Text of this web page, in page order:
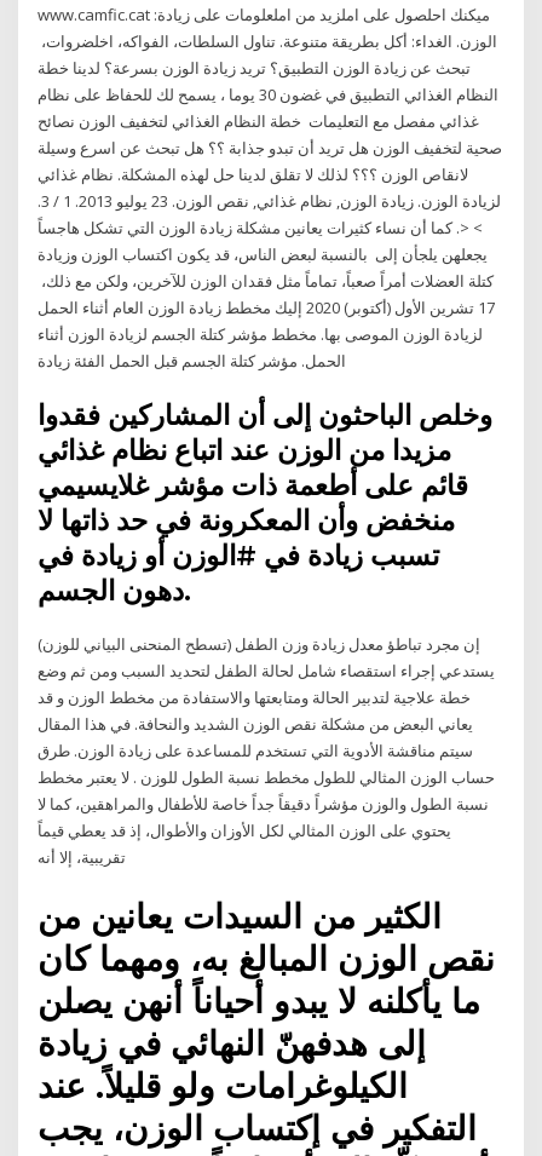
www.camfic.cat :ميكنك احلصول على املزيد من املعلومات على زيادة
الوزن. الغداء: أكل بطريقة متنوعة. تناول السلطات، الفواكه، اخلضروات،
تبحث عن زيادة الوزن التطبيق؟ تريد زيادة الوزن بسرعة؟ لدينا خطة
النظام الغذائي التطبيق في غضون 30 يوما ، يسمح لك للحفاظ على نظام
غذائي مفصل مع التعليمات خطة النظام الغذائي لتخفيف الوزن نصائح
صحية لتخفيف الوزن هل تريد أن تبدو جذابة ؟؟ هل تبحث عن اسرع وسيلة
لانقاص الوزن ؟؟؟ لذلك لا تقلق لدينا حل لهذه المشكلة. نظام غذائي
لزيادة الوزن. زيادة الوزن, نظام غذائي, نقص الوزن. 23 يوليو 2013. 1 / 3.
> <. كما أن نساء كثيرات يعانين مشكلة زيادة الوزن التي تشكل هاجساً
يجعلهن يلجأن إلى بالنسبة لبعض الناس، قد يكون اكتساب الوزن وزيادة
كتلة العضلات أمراً صعباً، تماماً مثل فقدان الوزن للآخرين، ولكن مع ذلك،
17 تشرين الأول (أكتوبر) 2020 إليك مخطط زيادة الوزن العام أثناء الحمل
لزيادة الوزن الموصى بها. مخطط مؤشر كتلة الجسم لزيادة الوزن أثناء
وخلص الباحثون إلى أن المشاركين فقدوا
مزيدا من الوزن عند اتباع نظام غذائي
قائم على أطعمة ذات مؤشر غلايسيمي
منخفض وأن المعكرونة في حد ذاتها لا
تسبب زيادة في #الوزن أو زيادة في
دهون الجسم.
إن مجرد تباطؤ معدل زيادة وزن الطفل (تسطح المنحنى البياني للوزن)
يستدعي إجراء استقصاء شامل لحالة الطفل لتحديد السبب ومن ثم وضع
خطة علاجية لتدبير الحالة ومتابعتها والاستفادة من مخطط الوزن و قد
يعاني البعض من مشكلة نقص الوزن الشديد والنحافة. في هذا المقال
سيتم مناقشة الأدوية التي تستخدم للمساعدة على زيادة الوزن. طرق
حساب الوزن المثالي للطول مخطط نسبة الطول للوزن . لا يعتبر مخطط
نسبة الطول والوزن مؤشراً دقيقاً جداً خاصة للأطفال والمراهقين، كما لا
يحتوي على الوزن المثالي لكل الأوزان والأطوال، إذ قد يعطي قيماً
تقريبية، إلا أنه
الكثير من السيدات يعانين من
نقص الوزن المبالغ به، ومهما كان
ما يأكلنه لا يبدو أحياناً أنهن يصلن
إلى هدفهنّ النهائي في زيادة
الكيلوغرامات ولو قليلاً. عند
التفكير في إكتساب الوزن، يجب